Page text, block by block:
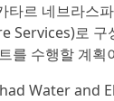
타르 네브라스
로 구
를 수행할 계획
Water and